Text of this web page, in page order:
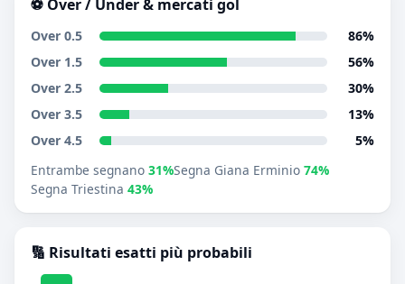
⚽ Over / Under & mercati gol
Over 0.5
86%
Over 1.5
56%
Over 2.5
30%
Over 3.5
13%
Over 4.5
5%
Entrambe segnano 31%Segna Giana Erminio 74%
Segna Triestina 43%
🔢 Risultati esatti più probabili